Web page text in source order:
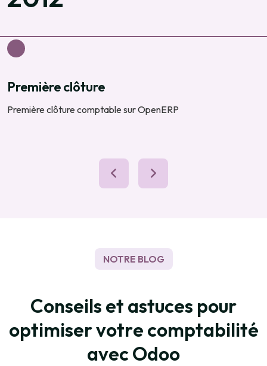
Première comptabilité sur
NOTRE BLOG
Conseils et astuces pour
optimiservotre comptabilité
avecOdoo